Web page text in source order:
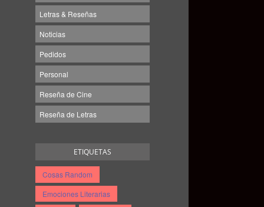
Letras & Reseñas
Noticias
Pedidos
Personal
Reseña de Cine
Reseña de Letras
ETIQUETAS
Cosas Random
Emociones Literarias